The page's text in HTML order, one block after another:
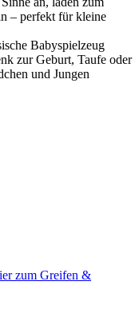
– perfekt für kleine
Babyspielzeug
zur Geburt, Taufe oder
und Jungen
zum Greifen &